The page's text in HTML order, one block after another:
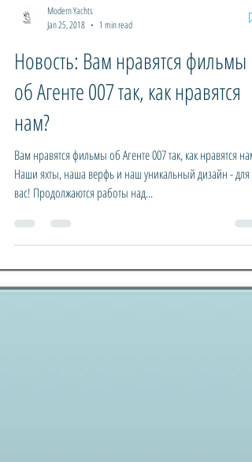
Новость: Вам нравятся фильмы
об Агенте 007 так, как нравятся
нам?
Вам нравятся фильмы об Агенте 007 так, как нравятся нам?
Наши яхты, наша верфь и наш уникальный дизайн - для
вас! Продолжаются работы над...